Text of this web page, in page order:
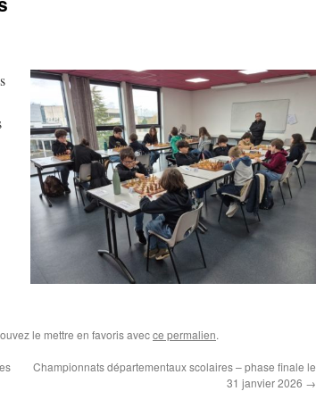
le mettre en favoris avecce permalien.
Championnats départementaux scolaires – phase finale le
31 janvier 2026 →